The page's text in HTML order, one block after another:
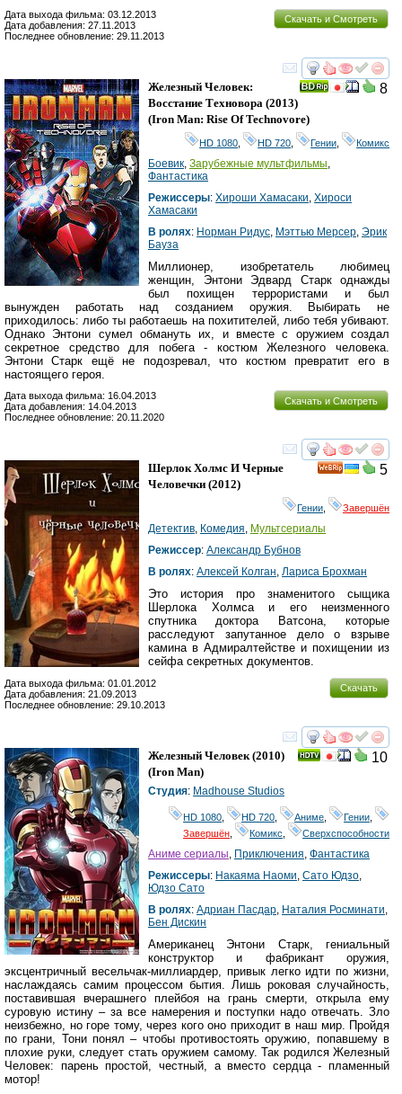
Скачать и Смотреть
Дата выхода фильма: 03.12.2013
Дата добавления: 27.11.2013
Последнее обновление: 29.11.2013
смотреть
8
Железный Человек:
Восстание Техновора (2013)
(Iron Man: Rise Of Technovore)
HD 1080 HD 720 Гении Комикс
Боевик Зарубежные мультфильмы
Фантастика
Режиссеры: Хироши Хамасаки Хироси
Хамасаки
В ролях: Норман Ридус Мэттью Мерсер Эрик
Бауза
Миллионер, изобретатель любимец
женщин, Энтони Эдвард Старк однажды
был похищен террористами и был
вынужден работать над созданием оружия. Выбирать не
приходилось: либо ты работаешь на похитителей, либо тебя убивают.
Однако Энтони сумел обмануть их, и вместе с оружием создал
секретное средство для побега - костюм Железного человека.
Энтони Старк ещё не подозревал, что костюм превратит его в
настоящего героя.
Скачать и Смотреть
Дата выхода фильма: 16.04.2013
Дата добавления: 14.04.2013
Последнее обновление: 20.11.2020
смотреть
5
Шерлок Холмс И Черные
Человечки (2012)
Гении Завершён
Детектив, Комедия, Мультсериалы
Режиссер: Александр Бубнов
В ролях: Алексей Колган, Лариса Брохман
Это история про знаменитого сыщика
Шерлока Холмса и его неизменного
спутника доктора Ватсона, которые
расследуют запутанное дело о взрыве
камина в Адмиралтействе и похищении из
сейфа секретных документов.
Скачать
Дата выхода фильма: 01.01.2012
Дата добавления: 21.09.2013
Последнее обновление: 29.10.2013
смотреть
10
Железный Человек(2010)
(Iron Man)
Студия: Madhouse Studios
HD 1080 HD 720 Аниме Гении
Завершён
Комикс Сверхспособности
Аниме сериалы, Приключения, Фантастика
Режиссеры: Накаяма Наоми, Сато Юдзо,
Юдзо Сато
В ролях: Адриан Пасдар, Наталия Росминати,
Бен Дискин
Американец Энтони Старк, гениальный
конструктор и фабрикант оружия,
эксцентричный весельчак-миллиардер, привык легко идти по жизни,
наслаждаясь самим процессом бытия. Лишь роковая случайность,
поставившая вчерашнего плейбоя на грань смерти, открыла ему
суровую истину – за все намерения и поступки надо отвечать. Зло
неизбежно, но горе тому, через кого оно приходит в наш мир. Пройдя
по грани, Тони понял – чтобы противостоять оружию, попавшему в
плохие руки, следует стать оружием самому. Так родился Железный
Человек: парень простой, честный, а вместо сердца - пламенный
мотор!